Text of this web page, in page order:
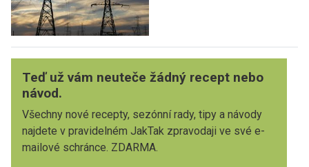
Teď už vám neuteče žádný recept nebo
návod.
Všechny nové recepty, sezónní rady, tipy a návody
najdete v pravidelném JakTak zpravodaji ve své e-
mailové schránce. ZDARMA.